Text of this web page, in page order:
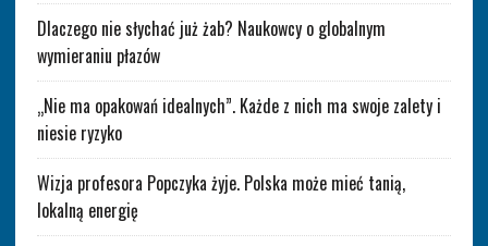
Dlaczego nie słychać już żab? Naukowcy o globalnym
wymieraniu płazów
„Nie ma opakowań idealnych”. Każde z nich ma swoje zalety i
niesie ryzyko
Wizja profesora Popczyka żyje. Polska może mieć tanią,
lokalną energię